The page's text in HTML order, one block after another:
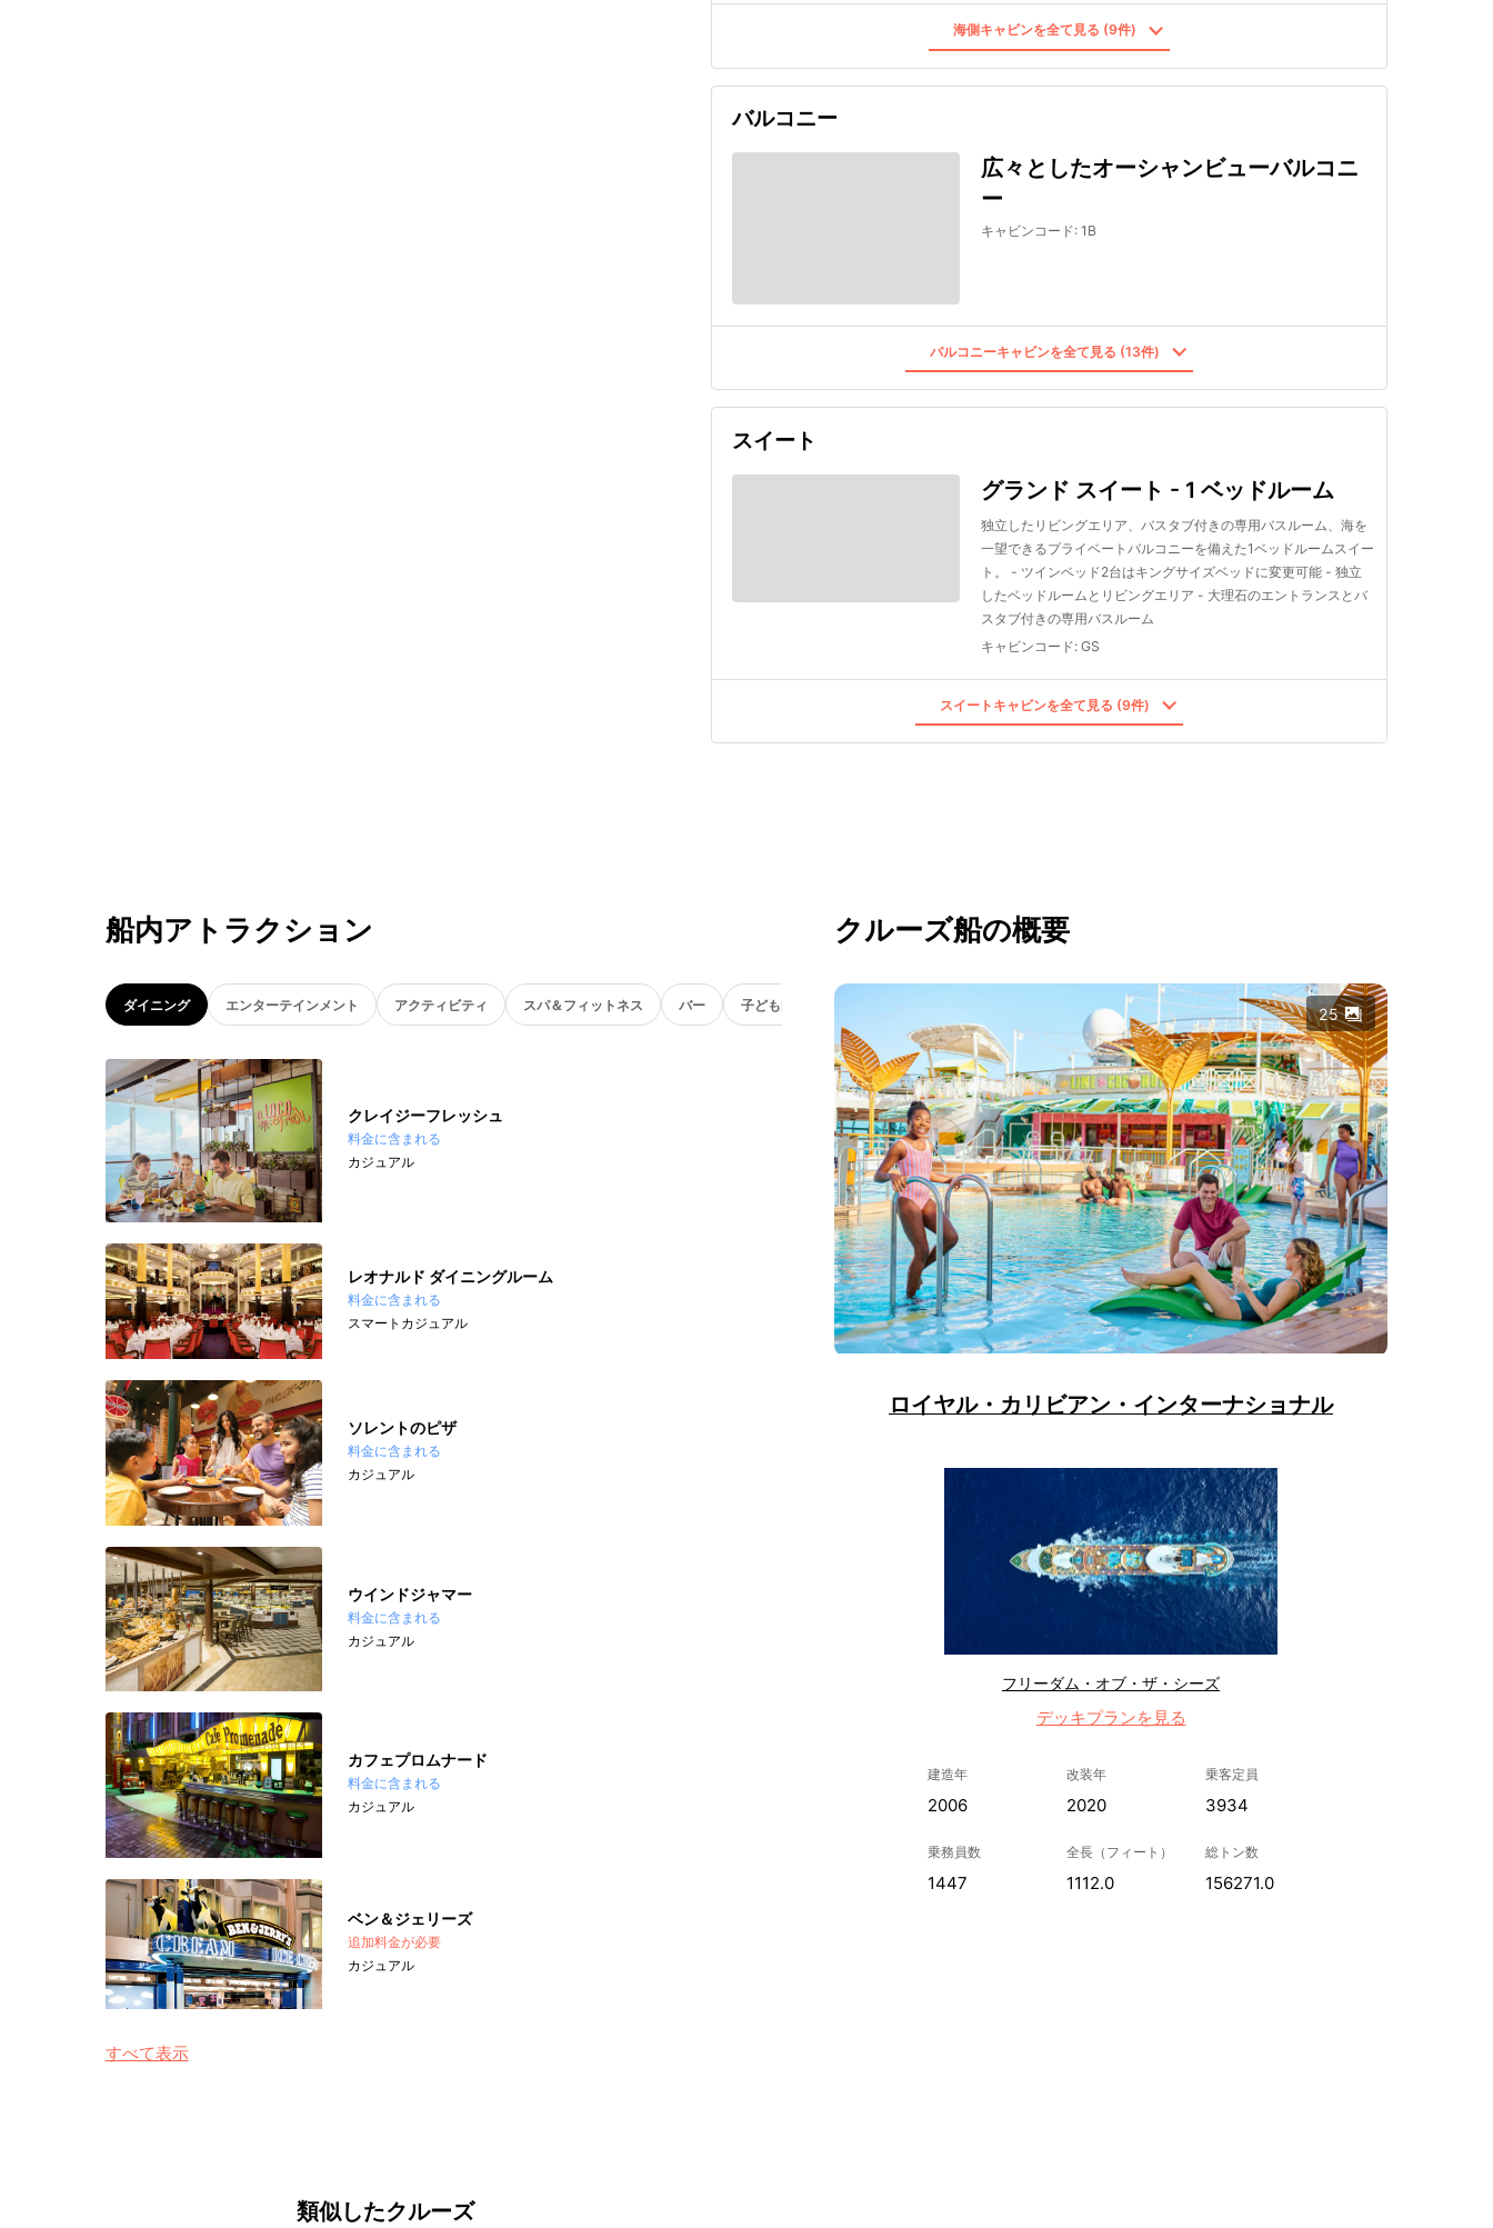
海側キャビンを全て見る (9件)
バルコニー
広々としたオーシャンビューバルコニ
ー
キャビンコード: 1B
バルコニーキャビンを全て見る (13件)
スイート
グランド スイート - 1 ベッドルーム
独立したリビングエリア、バスタブ付きの専用バスルーム、海を
一望できるプライベートバルコニーを備えた1ベッドルームスイー
ト。 - ツインベッド2台はキングサイズベッドに変更可能 - 独立
したベッドルームとリビングエリア - 大理石のエントランスとバ
スタブ付きの専用バスルーム
キャビンコード: GS
スイートキャビンを全て見る (9件)
船内アトラクション
ダイニング エンターテインメント アクティビティ スパ＆フィットネス バー 子ども向け
クレイジーフレッシュ
料金に含まれる
カジュアル
レオナルド ダイニングルーム
料金に含まれる
スマートカジュアル
ソレントのピザ
料金に含まれる
カジュアル
ウインドジャマー
料金に含まれる
カジュアル
カフェプロムナード
料金に含まれる
カジュアル
ベン＆ジェリーズ
追加料金が必要
カジュアル
すべて表示
クルーズ船の概要
25
ロイヤル・カリビアン・インターナショナル
フリーダム・オブ・ザ・シーズ
デッキプランを見る
建造年
2006
改装年
2020
乗客定員
3934
乗務員数
1447
全長（フィート）
1112.0
総トン数
156271.0
類似したクルーズ